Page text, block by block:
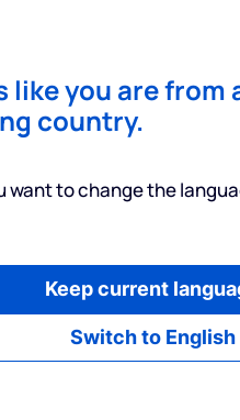
Послуги
Українська
та
like you are from
country.
want to change the
Switch to English
Keep current